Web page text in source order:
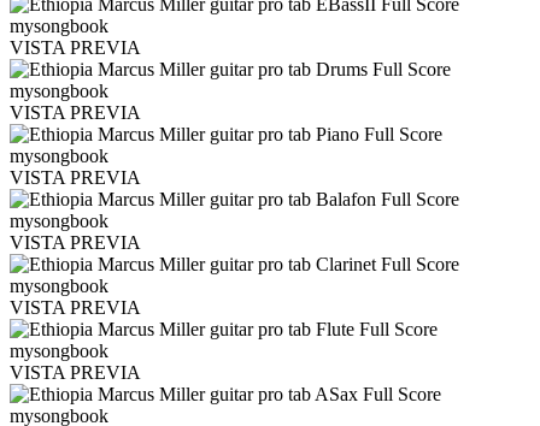
VISTA PREVIA
VISTA PREVIA
VISTA PREVIA
VISTA PREVIA
VISTA PREVIA
VISTA PREVIA